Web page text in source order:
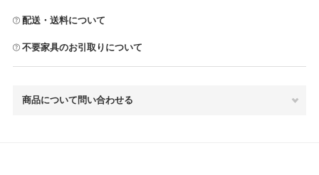
配送・送料について
不要家具のお引取りについて
商品について問い合わせる